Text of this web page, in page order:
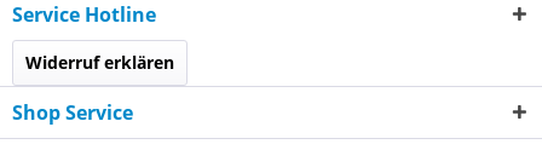
Service Hotline
Widerruf erklären
Shop Service